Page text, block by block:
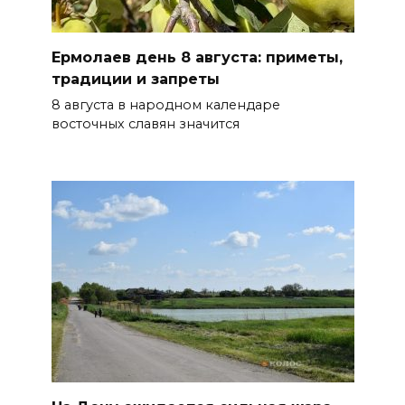
сберечь – спрячьте первое
сорванное яблоко: приметы
на 8 августа
отключат воду из-за
капремонта сетей
07 августа 2026 20:32
Полиция ищет вандалов,
осквернивших стелу
«Освободителям Ростова»
Ермолаев день 8 августа: приметы,
традиции и запреты
8 августа в народном календаре
восточных славян значится